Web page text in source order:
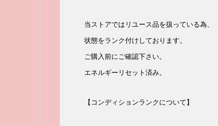
当ストアではリユース品を扱っている為、
状態をランク付けしております。
ご購入前にご確認下さい。
エネルギーリセット済み。
【コンディションランクについて】